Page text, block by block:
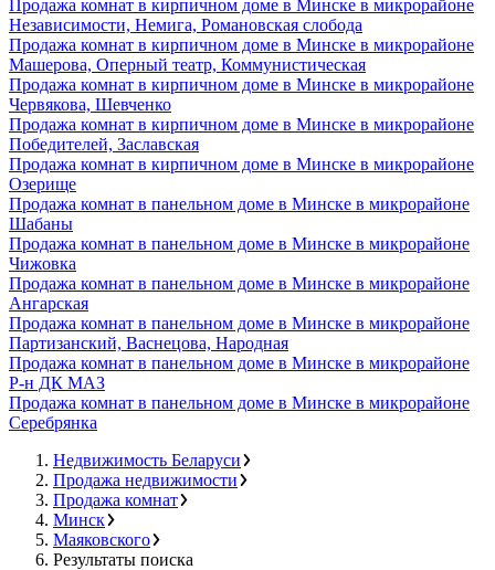
Продажа комнат в кирпичном доме в Минске в микрорайоне
Независимости, Немига, Романовская слобода
Продажа комнат в кирпичном доме в Минске в микрорайоне
Машерова, Оперный театр, Коммунистическая
Продажа комнат в кирпичном доме в Минске в микрорайоне
Червякова, Шевченко
Продажа комнат в кирпичном доме в Минске в микрорайоне
Победителей, Заславская
Продажа комнат в кирпичном доме в Минске в микрорайоне
Озерище
Продажа комнат в панельном доме в Минске в микрорайоне
Шабаны
Продажа комнат в панельном доме в Минске в микрорайоне
Чижовка
Продажа комнат в панельном доме в Минске в микрорайоне
Ангарская
Продажа комнат в панельном доме в Минске в микрорайоне
Партизанский, Васнецова, Народная
Продажа комнат в панельном доме в Минске в микрорайоне
Р-н ДК МАЗ
Продажа комнат в панельном доме в Минске в микрорайоне
Серебрянка
Недвижимость Беларуси
Продажа недвижимости
Продажа комнат
Минск
Маяковского
Результаты поиска